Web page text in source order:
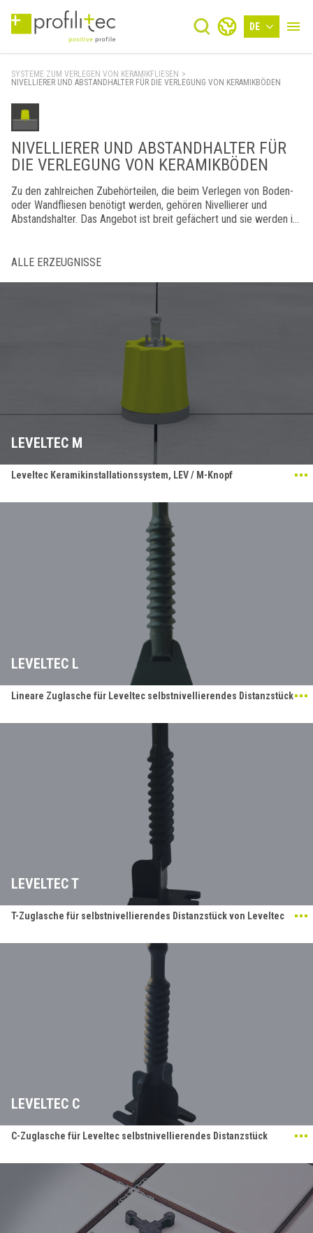
DE
SYSTEME ZUM VERLEGEN VON KERAMIKFLIESEN >
NIVELLIERER UND ABSTANDHALTER FÜR DIE VERLEGUNG VON KERAMIKBÖDEN
NIVELLIERER UND ABSTANDHALTER FÜR
DIE VERLEGUNG VON KERAMIKBÖDEN
Zu den zahlreichen Zubehörteilen, die beim Verlegen von Boden-
oder Wandfliesen benötigt werden, gehören Nivellierer und
Abstandshalter. Das Angebot ist breit gefächert und sie werden in
ALLE ERZEUGNISSE
LEVELTEC M
Leveltec Keramikinstallationssystem, LEV / M-Knopf
LEVELTEC L
Lineare Zuglasche für Leveltec selbstnivellierendes Distanzstück
LEVELTEC T
T-Zuglasche für selbstnivellierendes Distanzstück von Leveltec
LEVELTEC C
C-Zuglasche für Leveltec selbstnivellierendes Distanzstück